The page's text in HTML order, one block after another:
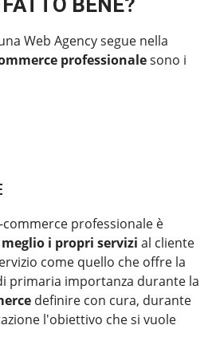
FATTO BENE?
Web Agency segue nella
professionalesono i
professionale è
i propri servizi al cliente
come quello che offre la
primaria importanza durante la
definire con cura, durante
l'obiettivo che si vuole